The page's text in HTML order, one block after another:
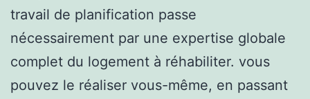
travail de planification passe
nécessairement par une expertise globale
complet du logement à réhabiliter. vous
pouvez le réaliser vous-même, en passant